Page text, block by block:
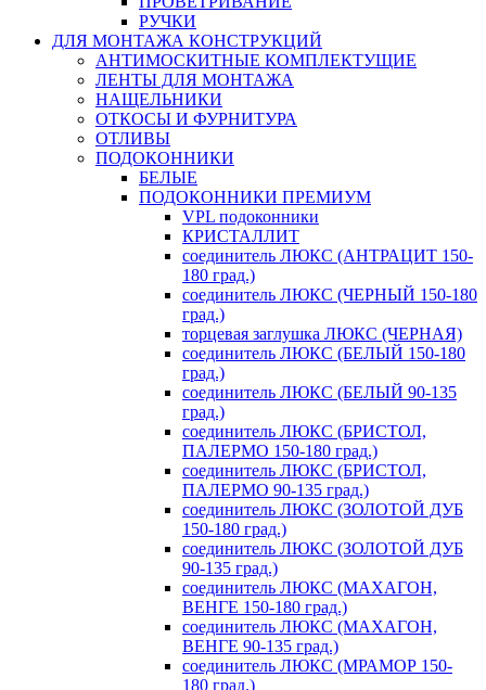
РУЧКИ
ДЛЯ МОНТАЖА КОНСТРУКЦИЙ
АНТИМОСКИТНЫЕ КОМПЛЕКТУЩИЕ
ЛЕНТЫ ДЛЯ МОНТАЖА
НАЩЕЛЬНИКИ
ОТКОСЫ И ФУРНИТУРА
ОТЛИВЫ
ПОДОКОННИКИ
БЕЛЫЕ
ПОДОКОННИКИ ПРЕМИУМ
VPL подоконники
КРИСТАЛЛИТ
соединитель ЛЮКС (АНТРАЦИТ 150-
180 град.)
соединитель ЛЮКС (ЧЕРНЫЙ 150-180
град.)
торцевая заглушка ЛЮКС (ЧЕРНАЯ)
соединитель ЛЮКС (БЕЛЫЙ 150-180
град.)
соединитель ЛЮКС (БЕЛЫЙ 90-135
град.)
соединитель ЛЮКС (БРИСТОЛ,
ПАЛЕРМО 150-180 град.)
соединитель ЛЮКС (БРИСТОЛ,
ПАЛЕРМО 90-135 град.)
соединитель ЛЮКС (ЗОЛОТОЙ ДУБ
150-180 град.)
соединитель ЛЮКС (ЗОЛОТОЙ ДУБ
90-135 град.)
соединитель ЛЮКС (МАХАГОН,
ВЕНГЕ 150-180 град.)
соединитель ЛЮКС (МАХАГОН,
ВЕНГЕ 90-135 град.)
соединитель ЛЮКС (МРАМОР 150-
180 град.)